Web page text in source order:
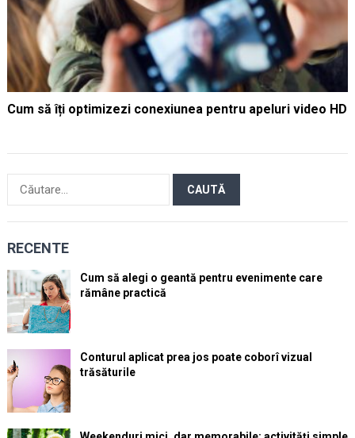
Cum să îți optimizezi conexiunea pentru apeluri video HD
Caută
RECENTE
Cum să alegi o geantă pentru evenimente care
rămâne practică
Conturul aplicat prea jos poate coborî vizual
trăsăturile